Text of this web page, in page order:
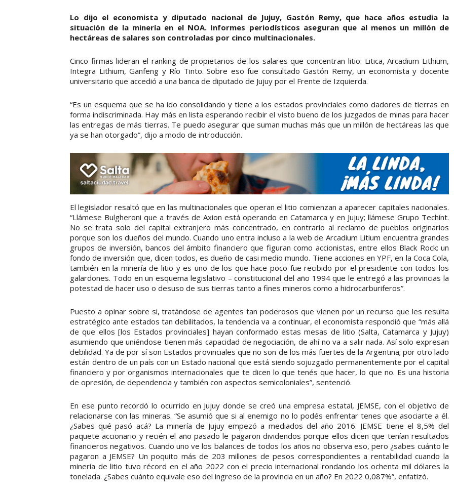
Lo dijo el economista y diputado nacional de Jujuy, Gastón Remy, que hace años estudia la
situación de la minería en el NOA. Informes periodísticos aseguran que al menos un millón de
hectáreas de salares son controladas por cinco multinacionales.
Cinco firmas lideran el ranking de propietarios de los salares que concentran litio: Litica, Arcadium Lithium,
Integra Lithium, Ganfeng y Río Tinto. Sobre eso fue consultado Gastón Remy, un economista y docente
universitario que accedió a una banca de diputado de Jujuy por el Frente de Izquierda.
“Es un esquema que se ha ido consolidando y tiene a los estados provinciales como dadores de tierras en
forma indiscriminada. Hay más en lista esperando recibir el visto bueno de los juzgados de minas para hacer
las entregas de más tierras. Te puedo asegurar que suman muchas más que un millón de hectáreas las que
ya se han otorgado”, dijo a modo de introducción.
El legislador resaltó que en las multinacionales que operan el litio comienzan a aparecer capitales nacionales.
“Llámese Bulgheroni que a través de Axion está operando en Catamarca y en Jujuy; llámese Grupo Techínt.
No se trata solo del capital extranjero más concentrado, en contrario al reclamo de pueblos originarios
porque son los dueños del mundo. Cuando uno entra incluso a la web de Arcadium Litium encuentra grandes
grupos de inversión, bancos del ámbito financiero que figuran como accionistas, entre ellos Black Rock: un
fondo de inversión que, dicen todos, es dueño de casi medio mundo. Tiene acciones en YPF, en la Coca Cola,
también en la minería de litio y es uno de los que hace poco fue recibido por el presidente con todos los
galardones. Todo en un esquema legislativo – constitucional del año 1994 que le entregó a las provincias la
potestad de hacer uso o desuso de sus tierras tanto a fines mineros como a hidrocarburiferos”.
Puesto a opinar sobre si, tratándose de agentes tan poderosos que vienen por un recurso que les resulta
estratégico ante estados tan debilitados, la tendencia va a continuar, el economista respondió que “más allá
de que ellos [los Estados provinciales] hayan conformado estas mesas de litio (Salta, Catamarca y Jujuy)
asumiendo que uniéndose tienen más capacidad de negociación, de ahí no va a salir nada. Así solo expresan
debilidad. Ya de por sí son Estados provinciales que no son de los más fuertes de la Argentina; por otro lado
están dentro de un país con un Estado nacional que está siendo sojuzgado permanentemente por el capital
financiero y por organismos internacionales que te dicen lo que tenés que hacer, lo que no. Es una historia
de opresión, de dependencia y también con aspectos semicoloniales”, sentenció.
En ese punto recordó lo ocurrido en Jujuy donde se creó una empresa estatal, JEMSE, con el objetivo de
relacionarse con las mineras. “Se asumió que si al enemigo no lo podés enfrentar tenes que asociarte a él.
¿Sabes qué pasó acá? La minería de Jujuy empezó a mediados del año 2016. JEMSE tiene el 8,5% del
paquete accionario y recién el año pasado le pagaron dividendos porque ellos dicen que tenían resultados
financieros negativos. Cuando uno ve los balances de todos los años no observa eso, pero ¿sabes cuánto le
pagaron a JEMSE? Un poquito más de 203 millones de pesos correspondientes a rentabilidad cuando la
minería de litio tuvo récord en el año 2022 con el precio internacional rondando los ochenta mil dólares la
tonelada. ¿Sabes cuánto equivale eso del ingreso de la provincia en un año? En 2022 0,087%”, enfatizó.